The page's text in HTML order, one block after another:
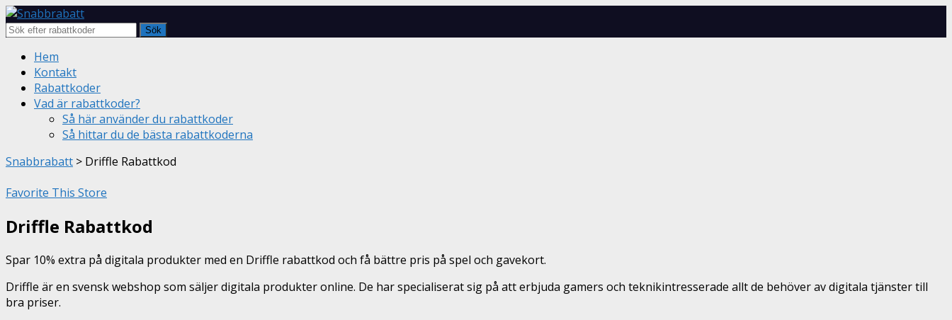
Sök
Skip
content
Hem
Kontakt
Rabattkoder
Vad är rabattkoder?
Så här använder du rabattkoder
Så hittar du de bästa rabattkoderna
Snabbrabatt > Driffle Rabattkod
Favorite This Store
Driffle Rabattkod
Spar 10% extra på digitala produkter med en Driffle rabattkod och få bättre pris på spel och gavekort.
Driffle är en svensk webshop som säljer digitala produkter online. De har specialiserat sig på att erbjuda gamers och teknikintresserade allt de behöver av digitala tjänster till
bra priser.